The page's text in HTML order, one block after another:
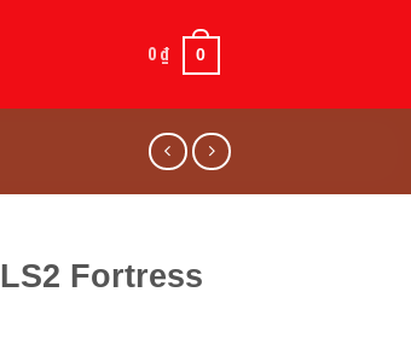
0 ₫ 0
Fortress